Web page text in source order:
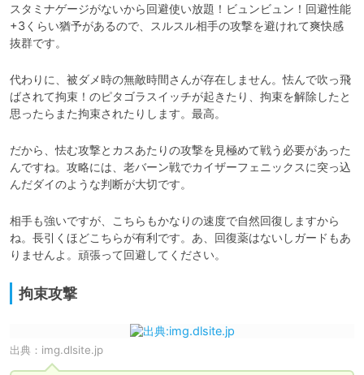
スタミナゲージがないから回避使い放題！ビュンビュン！回避性能
+3くらい猶予があるので、スルスル相手の攻撃を避けれて爽快感
抜群です。
代わりに、被ダメ時の無敵時間さんが存在しません。怯んで吹っ飛
ばされて拘束！のピタゴラスイッチが起きたり、拘束を解除したと
思ったらまた拘束されたりします。最高。
だから、怯む攻撃とカスあたりの攻撃を見極めて戦う必要があった
んですね。攻略には、老バーン戦でカイザーフェニックスに突っ込
んだダイのような判断が大切です。
相手も強いですが、こちらもかなりの速度で自然回復しますから
ね。長引くほどこちらが有利です。あ、回復薬はないしガードもあ
りませんよ。頑張って回避してください。
拘束攻撃
出典： img.dlsite.jp